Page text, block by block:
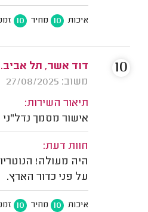
איכות 10 מחיר 10
דוד אשר, תל אביב.
משוב: 27/08/2025
תיאור השירות:
אישור מסמך נדל"ני
חוות דעת:
היה מעולה!
על פני כדור הארץ.
איכות 10 מחיר 10
10